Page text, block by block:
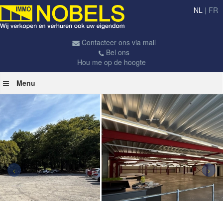
NL | FR
Contacteer ons via mail
Bel ons
Hou me op de hoogte
Menu
< >